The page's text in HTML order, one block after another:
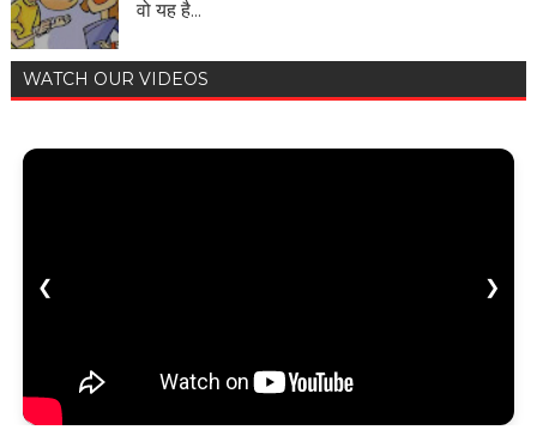
वो यह है...
WATCH OUR VIDEOS
❮ ❯